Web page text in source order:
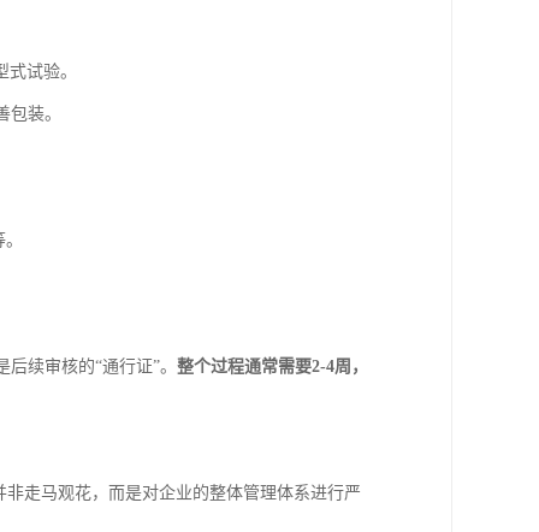
试验。
装。
续审核的“通行证”。 整个过程通常需要2-4周，
走马观花，而是对企业的整体管理体系进行严